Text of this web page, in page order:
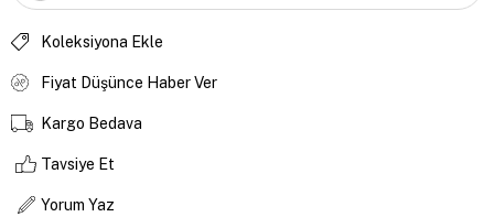
Koleksiyona Ekle
Fiyat Düşünce Haber Ver
Kargo Bedava
Tavsiye Et
Yorum Yaz